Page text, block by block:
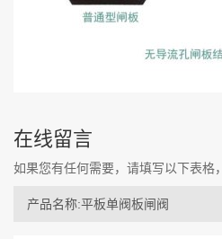
在线留言
如果您有任何需要，请填写以下表格